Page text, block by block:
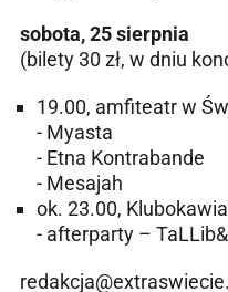
sobota, 25 sierpnia
(bilety 30 zł, w dniu
19.00, amfiteatr w
- Myasta
- Etna Kontrabande
- Mesajah
ok. 23.00,
- afterparty –